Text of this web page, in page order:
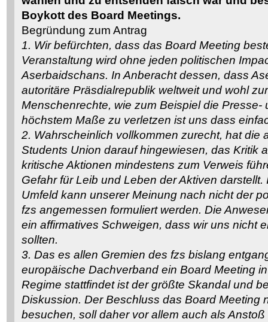
Boykott des Board Meetings.
Begründung zum Antrag
1. Wir befürchten, dass das Board Meeting
Veranstaltung wird ohne jeden politischen
Aserbaidschans. In Anberacht dessen, dass
autoritäre Präsdialrepublik weltweit und wohl
Menschenrechte, wie zum Beispiel die Presse-
höchstem Maße zu verletzen ist uns dass
2. Wahrscheinlich vollkommen zurecht, hat die
Students Union darauf hingewiesen, das Kritik
kritische Aktionen mindestens zum Verweis
Gefahr für Leib und Leben der Aktiven
Umfeld kann unserer Meinung nach nicht der
fzs angemessen formuliert werden. Die
ein affirmatives Schweigen, dass wir uns nicht
sollten.
3. Das es allen Gremien des fzs bislang
europäische Dachverband ein Board Meeting
Regime stattfindet ist der größte Skandal und
Diskussion. Der Beschluss das Board Meeting
besuchen, soll daher vor allem auch als